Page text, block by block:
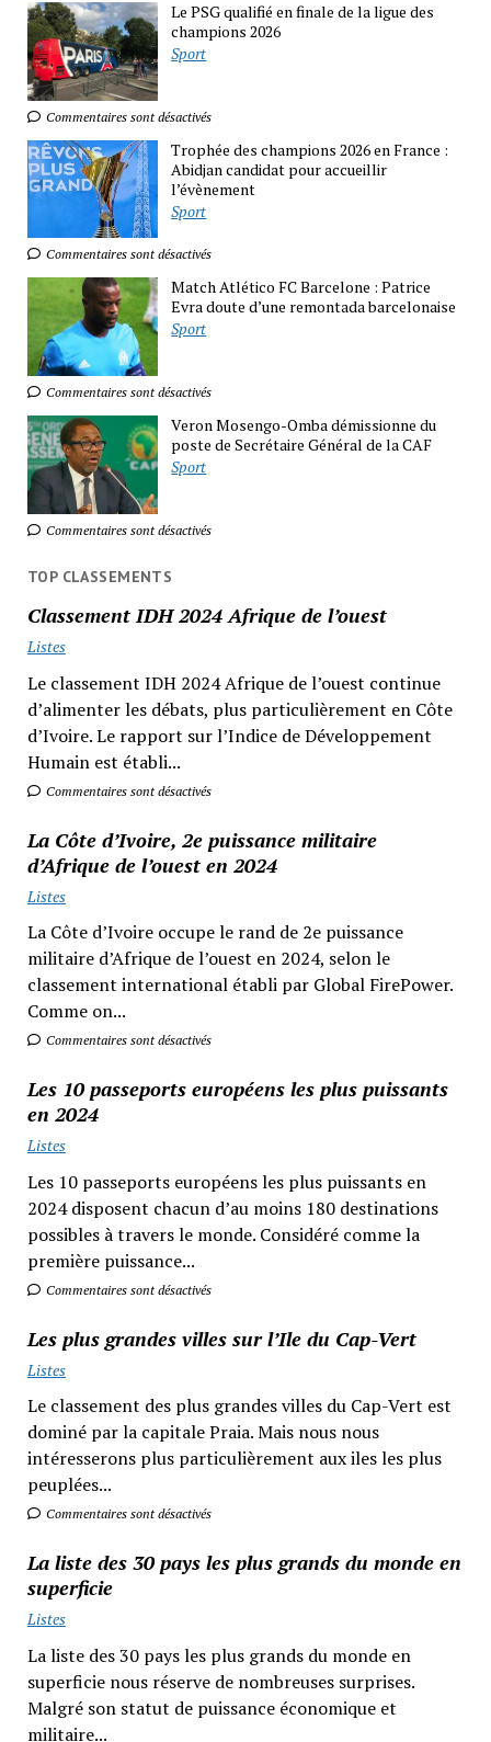
Le PSG qualifié en finale de la ligue des
champions 2026
Sport
Commentaires sont désactivés
Trophée des champions 2026 en France :
Abidjan candidat pour accueillir
l’évènement
Sport
Commentaires sont désactivés
Match Atlético FC Barcelone : Patrice
Evra doute d’une remontada barcelonaise
Sport
Commentaires sont désactivés
Veron Mosengo-Omba démissionne du
poste de Secrétaire Général de la CAF
Sport
Commentaires sont désactivés
TOP CLASSEMENTS
Classement IDH 2024 Afrique de l’ouest
Listes
Le classement IDH 2024 Afrique de l’ouest continue
d’alimenter les débats, plus particulièrement en Côte
d’Ivoire. Le rapport sur l’Indice de Développement
Humain est établi...
Commentaires sont désactivés
La Côte d’Ivoire, 2e puissance militaire
d’Afrique de l’ouest en 2024
Listes
La Côte d’Ivoire occupe le rand de 2e puissance
militaire d’Afrique de l’ouest en 2024, selon le
classement international établi par Global FirePower.
Comme on...
Commentaires sont désactivés
Les 10 passeports européens les plus puissants
en 2024
Listes
Les 10 passeports européens les plus puissants en
2024 disposent chacun d’au moins 180 destinations
possibles à travers le monde. Considéré comme la
première puissance...
Commentaires sont désactivés
Les plus grandes villes sur l’Ile du Cap-Vert
Listes
Le classement des plus grandes villes du Cap-Vert est
dominé par la capitale Praia. Mais nous nous
intéresserons plus particulièrement aux iles les plus
peuplées...
Commentaires sont désactivés
La liste des 30 pays les plus grands du monde en
superficie
Listes
La liste des 30 pays les plus grands du monde en
superficie nous réserve de nombreuses surprises.
Malgré son statut de puissance économique et
militaire...